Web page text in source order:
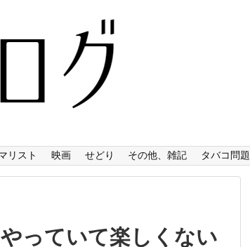
リスト 映画 せどり その他、雑記 タバコ問題
っていて楽しくない